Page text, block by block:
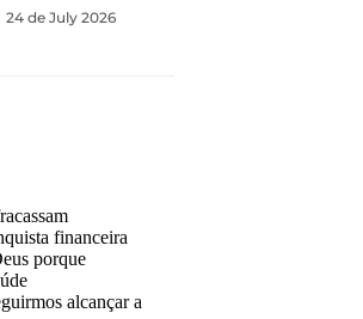
24 de July 2026